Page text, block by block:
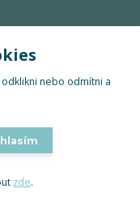
nebo odmítni a
zde.